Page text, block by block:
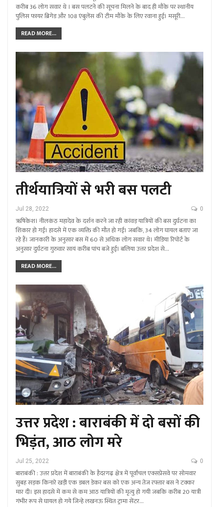
करीब 36 लोग सवार थे । बस पलटने की सूचना मिलने के बाद ही मौके पर स्थानीय
पुलिस फायर ब्रिगेड और 108 एंबुलेंस की टीम मौके के लिए रवाना हुई। मसूरी…
READ MORE...
तीर्थयात्रियों से भरी बस पलटी
Jul 28, 2022 0
ऋषिकेश। नीलकंठ महादेव के दर्शन करने जा रही कांवड़ यात्रियों की बस दुर्घटना का
शिकार हो गई। हादसे में एक व्यक्ति की मौत हो गई। जबकि, 34 लोग घायल बताए जा
रहे हैं। जानकारी के अनुसार बस में 60 से अधिक लोग सवार थे। मीडिया रिपोर्ट के
अनुसार दुर्घटना गुरुवार सायं करीब पांच बजे हुई। बलिया उत्तर प्रदेश से…
READ MORE...
उत्तर प्रदेश : बाराबंकी में दो बसों की
भिड़ंत, आठ लोग मरे
Jul 25, 2022 0
बाराबंकी : उत्तर प्रदेश में बाराबंकी के हैदरगढ़ क्षेत्र में पूर्वांचल एक्सप्रेसवे पर सोमवार
सुबह सड़क किनारे खड़ी एक डबल डेकर बस को एक अन्य तेज रफ्तार बस ने टक्कर
मार दी। इस हादसे में कम से कम आठ यात्रियों की मृत्यु हो गयी जबकि करीब 20 यात्री
गंभीर रूप से घायल हो गये जिन्हे लखनऊ स्थित ट्रामा सेंटर…